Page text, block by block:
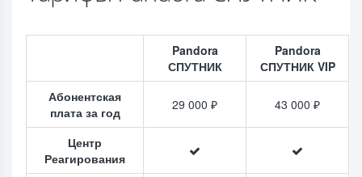
Pandora
СПУТНИК
Pandora
СПУТНИК VIP
Абонентская
плата за год
29 000 ₽ 43 000 ₽
Центр
Реагирования